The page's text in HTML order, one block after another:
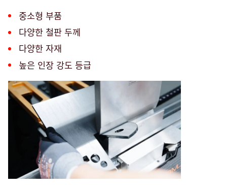
중소형 부품
다양한 철판 두께
다양한 자재
높은 인장 강도 등급